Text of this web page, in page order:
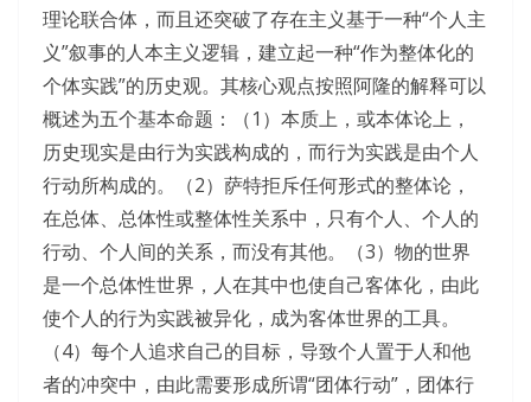
理论联合体，而且还突破了存在主义基于一种“个人主
义”叙事的人本主义逻辑，建立起一种“作为整体化的
个体实践”的历史观。其核心观点按照阿隆的解释可以
概述为五个基本命题：（1）本质上，或本体论上，
历史现实是由行为实践构成的，而行为实践是由个人
行动所构成的。（2）萨特拒斥任何形式的整体论，
在总体、总体性或整体性关系中，只有个人、个人的
行动、个人间的关系，而没有其他。（3）物的世界
是一个总体性世界，人在其中也使自己客体化，由此
使个人的行为实践被异化，成为客体世界的工具。
（4）每个人追求自己的目标，导致个人置于人和他
者的冲突中，由此需要形成所谓“团体行动”，团体行